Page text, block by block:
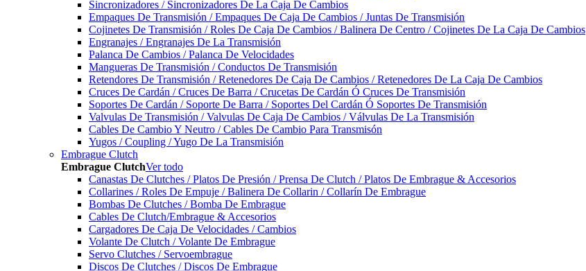
Sincronizadores / Sincronizadores De La Caja De Cambios
Empaques De Transmisión / Empaques De Caja De Cambios / Juntas De Transmisión
Cojinetes De Transmisión / Roles De Caja De Cambios / Balinera De Centro / Cojinetes De La Caja De Cambios
Engranajes / Engranajes De La Transmisión
Palanca De Cambios / Palanca De Velocidades
Mangueras De Transmisión / Conductos De Transmisión
Retendores De Transmisión / Retenedores De Caja De Cambios / Retenedores De La Caja De Cambios
Cruces De Cardán / Cruces De Barra / Crucetas De Cardán Ó Cruces De Transmisión
Soportes De Cardán / Soporte De Barra / Soportes Del Cardán Ó Soportes De Transmisión
Valvulas De Transmisión / Valvulas De Caja De Cambios / Válvulas De La Transmisión
Cables De Cambio Y Neutro / Cables De Cambio Para Transmisón
Yugos / Coupling / Yugo De La Transmisión
Embrague Clutch
Embrague ClutchVer todo
Canastas De Clutches / Platos De Presión / Prensa De Clutch / Platos De Embrague & Accesorios
Collarines / Roles De Empuje / Balinera De Collarin / Collarín De Embrague
Bombas De Clutches / Bomba De Embrague
Cables De Clutch/Embrague & Accesorios
Cargadores De Caja De Velocidades / Cambios
Volante De Clutch / Volante De Embrague
Servo Clutches / Servoembrague
Discos De Clutches / Discos De Embrague